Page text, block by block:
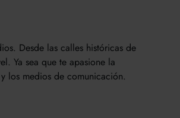
Desde las calles históricas de
Ya sea que te apasione la
los medios de comunicación.